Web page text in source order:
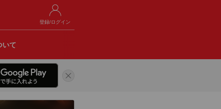
登録/ログイン
いて